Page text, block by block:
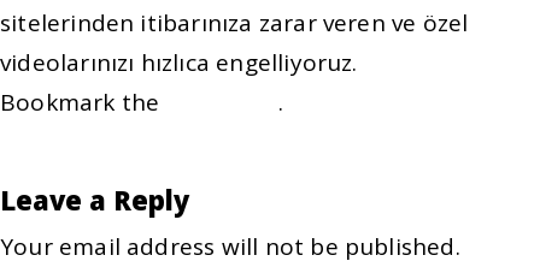
sitelerinden itibarınıza zarar veren ve özel
videolarınızı hızlıca engelliyoruz.
Bookmark the
.
Leave a Reply
Your email address will not be published.